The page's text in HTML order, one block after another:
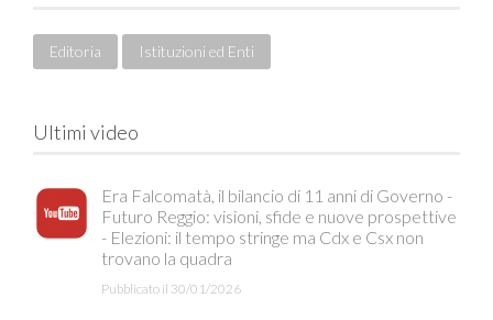
Editoria Istituzioni ed Enti
Ultimi video
Era Falcomatà, il bilancio di 11 anni di Governo -
Futuro Reggio: visioni, sfide e nuove prospettive
- Elezioni: il tempo stringe ma Cdx e Csx non
trovano la quadra
Pubblicato il 30/01/2026